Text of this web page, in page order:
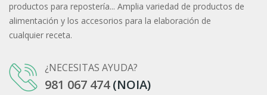
productos para repostería... Amplia variedad de productos de
alimentación y los accesorios para la elaboración de
cualquier receta.
¿NECESITAS AYUDA?
981 067 474(NOIA)